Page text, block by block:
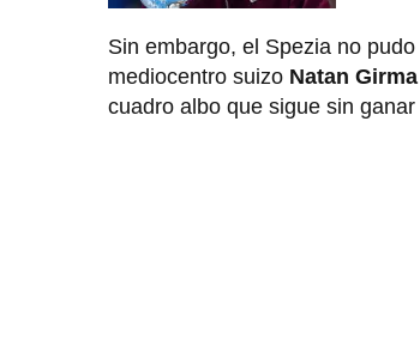
Sin embargo, el Spezia no
mediocentro suizo Natan Girma
cuadro albo que sigue sin